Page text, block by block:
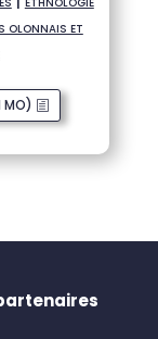
OLONNAIS ET
MO)